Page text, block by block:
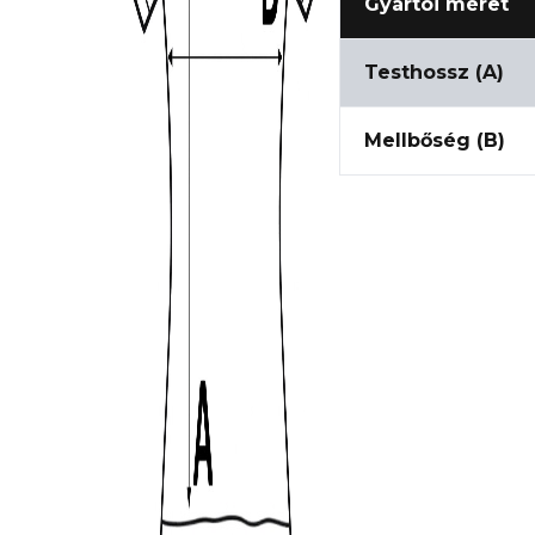
Testhossz (A)
Mellbőség (B)